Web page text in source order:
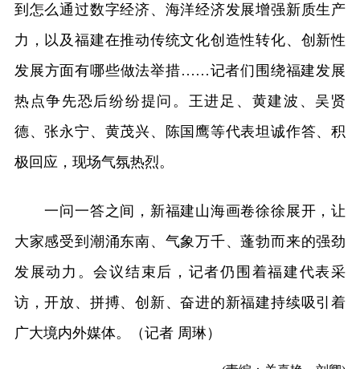
到怎么通过数字经济、海洋经济发展增强新质生产
力，以及福建在推动传统文化创造性转化、创新性
发展方面有哪些做法举措……记者们围绕福建发展
热点争先恐后纷纷提问。王进足、黄建波、吴贤
德、张永宁、黄茂兴、陈国鹰等代表坦诚作答、积
极回应，现场气氛热烈。
一问一答之间，新福建山海画卷徐徐展开，让
大家感受到潮涌东南、气象万千、蓬勃而来的强劲
发展动力。会议结束后，记者仍围着福建代表采
访，开放、拼搏、创新、奋进的新福建持续吸引着
广大境内外媒体。（记者 周琳）